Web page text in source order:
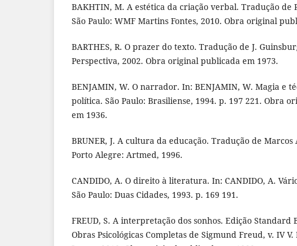
BAKHTIN, M. A estética da criação verbal. Tradução de
São Paulo: WMF Martins Fontes, 2010. Obra original
BARTHES, R. O prazer do texto. Tradução de J.
Perspectiva, 2002. Obra original publicada em 1973.
BENJAMIN, W. O narrador. In: BENJAMIN, W. Magia e
política. São Paulo: Brasiliense, 1994. p. 197 221. Obra
em 1936.
BRUNER, J. A cultura da educação. Tradução de Marcos
Porto Alegre: Artmed, 1996.
CANDIDO, A. O direito à literatura. In: CANDIDO, A.
São Paulo: Duas Cidades, 1993. p. 169 191.
FREUD, S. A interpretação dos sonhos. Edição Standard
Obras Psicológicas Completas de Sigmund Freud, v. IV V.